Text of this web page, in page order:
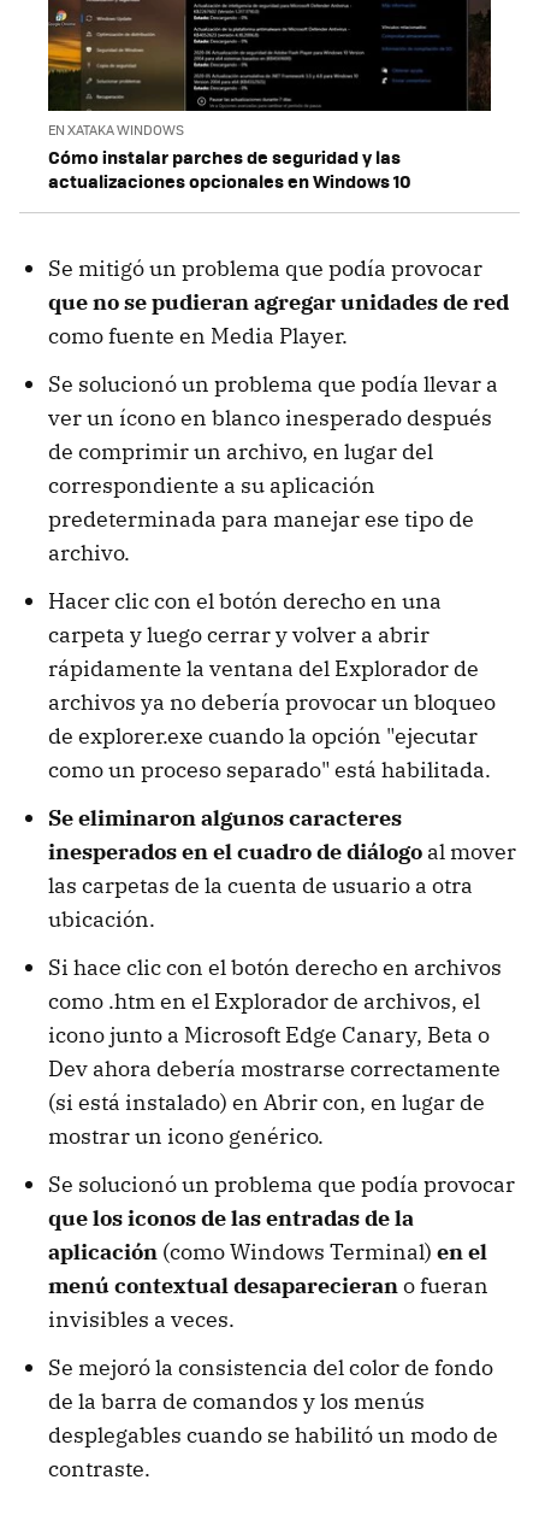
EN XATAKA WINDOWS
Cómo instalar parches de seguridad y las
actualizaciones opcionales en Windows 10
Se mitigó un problema que podía provocar
que no se pudieran agregar unidades de red
como fuente en Media Player.
Se solucionó un problema que podía llevar a
ver un ícono en blanco inesperado después
de comprimir un archivo, en lugar del
correspondiente a su aplicación
predeterminada para manejar ese tipo de
archivo.
Hacer clic con el botón derecho en una
carpeta y luego cerrar y volver a abrir
rápidamente la ventana del Explorador de
archivos ya no debería provocar un bloqueo
de explorer.exe cuando la opción "ejecutar
como un proceso separado" está habilitada.
Se eliminaron algunos caracteres
inesperados en el cuadro de diálogo al mover
las carpetas de la cuenta de usuario a otra
ubicación.
Si hace clic con el botón derecho en archivos
como .htm en el Explorador de archivos, el
icono junto a Microsoft Edge Canary, Beta o
Dev ahora debería mostrarse correctamente
(si está instalado) en Abrir con, en lugar de
mostrar un icono genérico.
Se solucionó un problema que podía provocar
que los iconos de las entradas de la
aplicación (como Windows Terminal) en el
menú contextual desaparecierano fueran
invisibles a veces.
Se mejoró la consistencia del color de fondo
de la barra de comandos y los menús
desplegables cuando se habilitó un modo de
contraste.